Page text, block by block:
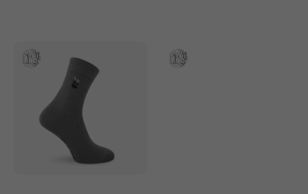
Stříbro Stříbro